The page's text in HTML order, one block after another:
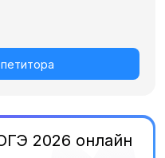
2026 онлайн